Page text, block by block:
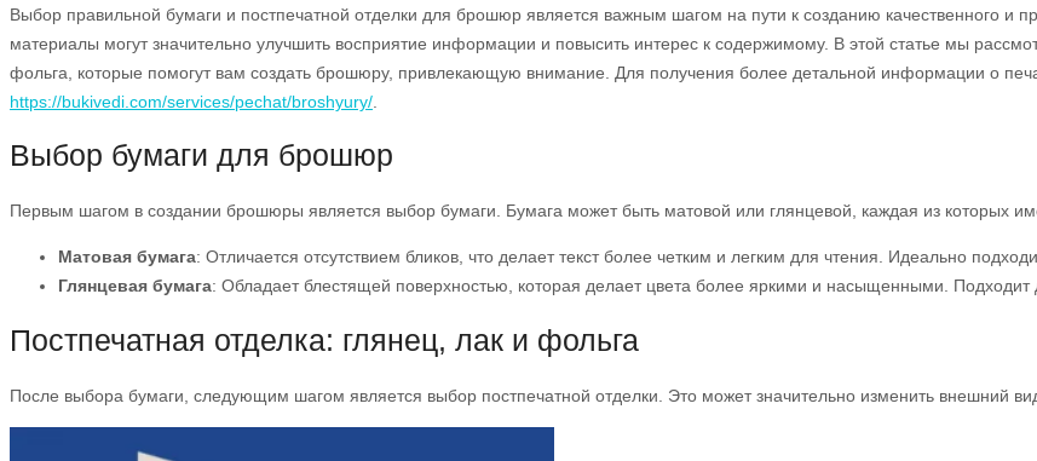
Выбор правильной бумаги и постпечатной отделки для брошюр является важным шагом на пути к созданию качественного и
материалы могут значительно улучшить восприятие информации и повысить интерес к содержимому. В этой статье мы
фольга, которые помогут вам создать брошюру, привлекающую внимание. Для получения более детальной информации о
https://bukivedi.com/services/pechat/broshyury/
Выбор бумаги для брошюр
Первым шагом в создании брошюры является выбор бумаги. Бумага может быть матовой или глянцевой, каждая из которых
Матовая бумага: Отличается отсутствием бликов, что делает текст более четким и легким для чтения. Идеально
Глянцевая бумага: Обладает блестящей поверхностью, которая делает цвета более яркими и насыщенными.
Постпечатная отделка: глянец, лак и фольга
После выбора бумаги, следующим шагом является выбор постпечатной отделки. Это может значительно изменить внешний